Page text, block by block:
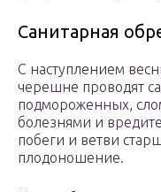
Санитарная
С наступлением
черешне проводят
подмороженных,
болезнями и
побеги и ветви
плодоношение.